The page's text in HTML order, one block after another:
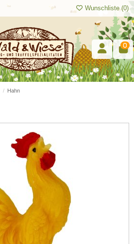
Wunschliste (0)
0
Hahn